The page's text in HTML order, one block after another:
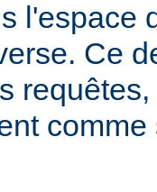
l'espace
Ce